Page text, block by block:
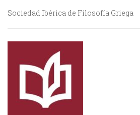
Sociedad Ibérica de Filosofía Griega